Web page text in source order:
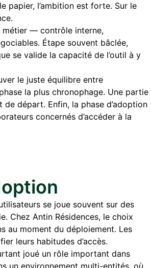
papier, l’ambition est forte. Sur le
métier — contrôle interne,
Étape souvent bâclée,
se valide la capacité de l’outil à y
le juste équilibre entre
la plus chronophage. Une partie
départ. Enfin, la phase d’adoption
concernés d’accéder à la
se joue souvent sur des
Chez Antin Résidences, le choix
au moment du déploiement. Les
leurs habitudes d’accès.
joué un rôle important dans
un environnement multi-entités, où